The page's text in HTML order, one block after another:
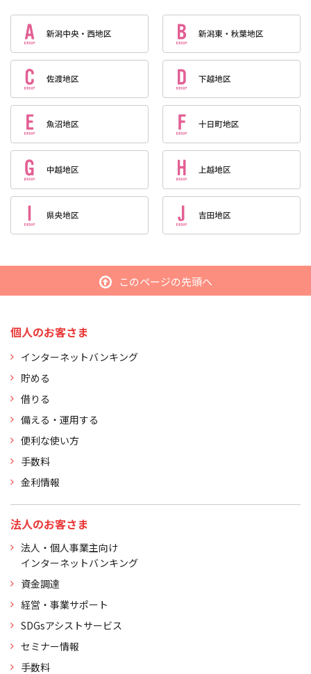
このページの先頭へ
個人のお客さま
インターネットバンキング
貯める
借りる
備える・運用する
便利な使い方
手数料
金利情報
法人のお客さま
法人・個人事業主向け
インターネットバンキング
資金調達
経営・事業サポート
SDGsアシストサービス
セミナー情報
手数料